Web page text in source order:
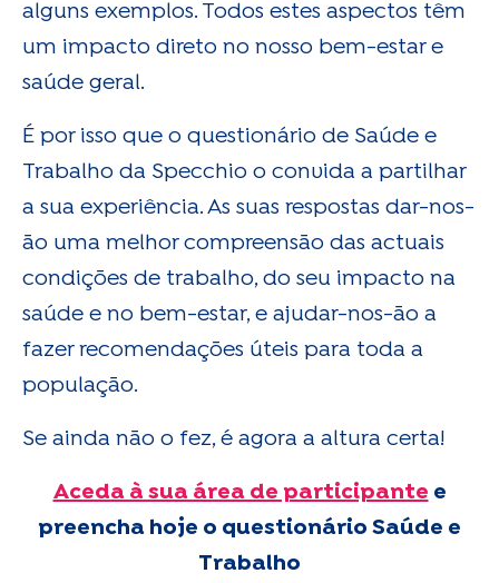
alguns exemplos. Todos estes aspectos têm
um impacto direto no nosso bem-estar e
saúde geral.
É por isso que o questionário de Saúde e
Trabalho da Specchio o convida a partilhar
a sua experiência. As suas respostas dar-nos-
ão uma melhor compreensão das actuais
condições de trabalho, do seu impacto na
saúde e no bem-estar, e ajudar-nos-ão a
fazer recomendações úteis para toda a
população.
Se ainda não o fez, é agora a altura certa!
Aceda à sua área de participante e
preencha hoje o questionário Saúde e
Trabalho